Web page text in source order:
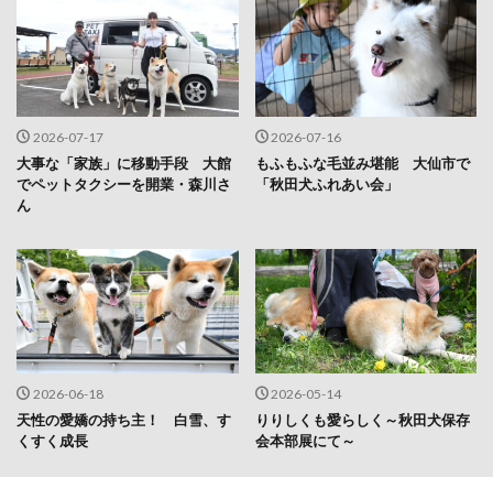
2026-07-17
大事な「家族」に移動手段 大館
でペットタクシーを開業・森川さ
ん
2026-07-16
もふもふな毛並み堪能 大仙市で
「秋田犬ふれあい会」
2026-06-18
天性の愛嬌の持ち主！ 白雪、す
くすく成長
2026-05-14
りりしくも愛らしく～秋田犬保存
会本部展にて～